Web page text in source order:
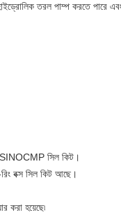
হাইড্রোলিক তরল পাম্প করতে
SINOCMP সিল কিট।
বক্স সিল কিট আছে।
করা হয়েছে৷